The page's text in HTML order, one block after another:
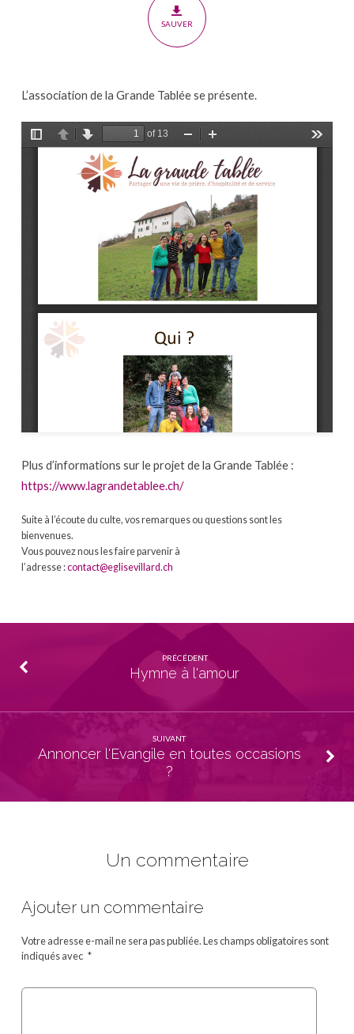
SAUVER
L’association de la Grande Tablée se présente.
Plus d’informations sur le projet de la Grande Tablée :
https://www.lagrandetablee.ch/
Suite à l’écoute du culte, vos remarques ou questions sont les
bienvenues.
Vous pouvez nous les faire parvenir à
l’adresse :contact@eglisevillard.ch
PRÉCÉDENT
Hymne à l'amour
SUIVANT
Annoncer l'Evangile en toutes occasions
?
Un commentaire
Ajouter un commentaire
Votre adresse e-mail ne sera pas publiée.Les champs obligatoires sont
indiqués avec *